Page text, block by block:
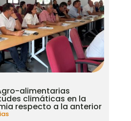
alimentarias
climáticas en la
respecto a la anterior